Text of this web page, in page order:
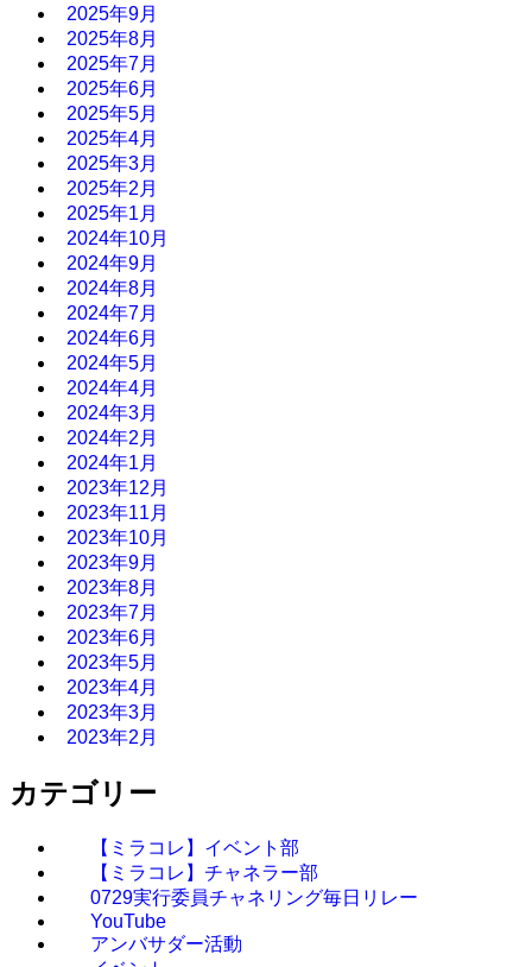
2025年9月
2025年8月
2025年7月
2025年6月
2025年5月
2025年4月
2025年3月
2025年2月
2025年1月
2024年10月
2024年9月
2024年8月
2024年7月
2024年6月
2024年5月
2024年4月
2024年3月
2024年2月
2024年1月
2023年12月
2023年11月
2023年10月
2023年9月
2023年8月
2023年7月
2023年6月
2023年5月
2023年4月
2023年3月
2023年2月
カテゴリー
【ミラコレ】イベント部
【ミラコレ】チャネラー部
0729実行委員チャネリング毎日リレー
YouTube
アンバサダー活動